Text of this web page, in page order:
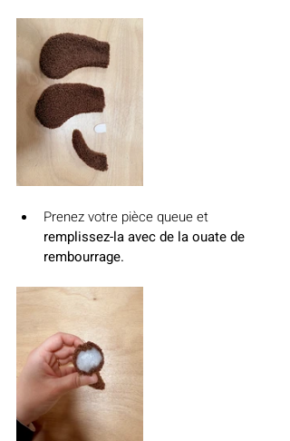
Prenez votre pièce queue et
remplissez-la avec de la ouate de
rembourrage.